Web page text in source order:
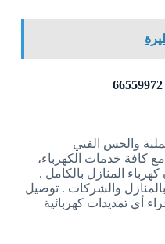
والحس الفني
كافة خدمات الكهرباء،
المنازل بالكامل .
والشركات . توصيل
أي تمديدات كهربائية